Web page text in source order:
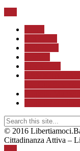
© 2016
Cittadinanza Attiva –